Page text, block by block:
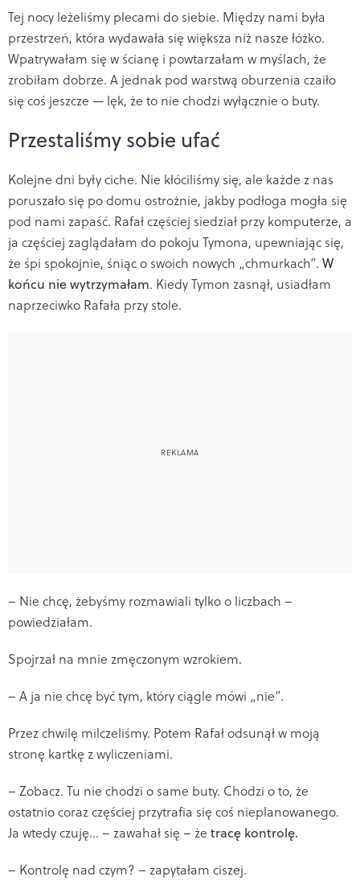
Tej nocy leżeliśmy plecami do siebie. Między nami była
przestrzeń, która wydawała się większa niż nasze łóżko.
Wpatrywałam się w ścianę i powtarzałam w myślach, że
zrobiłam dobrze. A jednak pod warstwą oburzenia czaiło
się coś jeszcze — lęk, że to nie chodzi wyłącznie o buty.
Przestaliśmy sobie ufać
Kolejne dni były ciche. Nie kłóciliśmy się, ale każde z nas
poruszało się po domu ostrożnie, jakby podłoga mogła się
pod nami zapaść. Rafał częściej siedział przy komputerze, a
ja częściej zaglądałam do pokoju Tymona, upewniając się,
że śpi spokojnie, śniąc o swoich nowych „chmurkach”. W
końcu nie wytrzymałam. Kiedy Tymon zasnął, usiadłam
naprzeciwko Rafała przy stole.
– Nie chcę, żebyśmy rozmawiali tylko o liczbach –
powiedziałam.
Spojrzał na mnie zmęczonym wzrokiem.
– A ja nie chcę być tym, który ciągle mówi „nie”.
Przez chwilę milczeliśmy. Potem Rafał odsunął w moją
stronę kartkę z wyliczeniami.
– Zobacz. Tu nie chodzi o same buty. Chodzi o to, że
ostatnio coraz częściej przytrafia się coś nieplanowanego.
Ja wtedy czuję… – zawahał się – że tracę kontrolę.
– Kontrolę nad czym? – zapytałam ciszej.